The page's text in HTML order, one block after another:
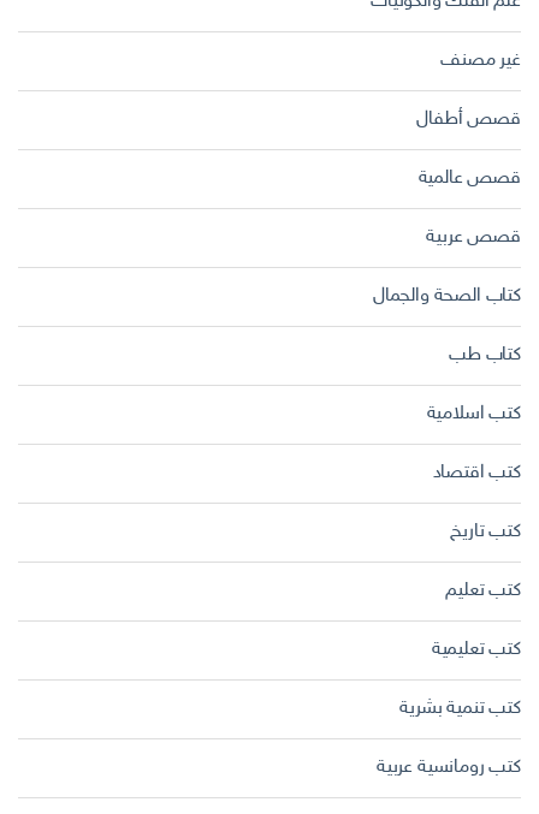
غير مصنف
قصص أطفال
قصص عالمية
قصص عربية
كتاب الصحة والجمال
كتاب طب
كتب اسلامية
كتب اقتصاد
كتب تاريخ
كتب تعليم
كتب تعليمية
كتب تنمية بشرية
كتب رومانسية عربية